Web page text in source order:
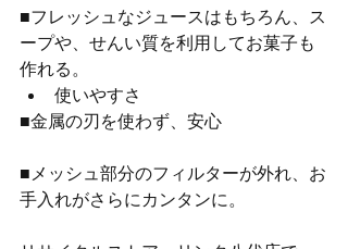
■フレッシュなジュースはもちろん、ス
ープや、せんい質を利用してお菓子も
作れる。
使いやすさ
■金属の刃を使わず、安心
■メッシュ部分のフィルターが外れ、お
手入れがさらにカンタンに。